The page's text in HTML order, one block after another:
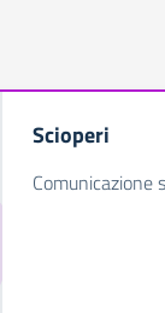
Scioperi
Comunicazione